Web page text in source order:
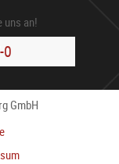
uns an!
GmbH